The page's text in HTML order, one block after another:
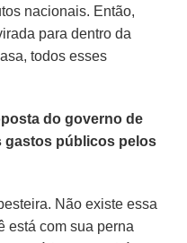
nacionais. Então,
para dentro da
todos esses
do governo de
gastos públicos pelos
Não existe essa
está com sua perna